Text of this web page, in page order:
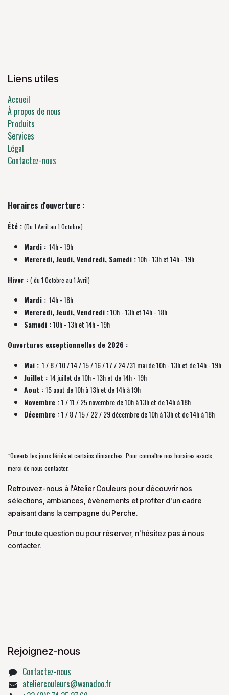
Liens utiles
Accueil
À propos de nous
Produits
Services
Légal
Contactez-nous
Horaires d'ouverture :
Été : (Du 1 Avril au 1 Octobre)
Mardi : 14h - 19h
Mercredi, Jeudi, Vendredi, Samedi :10h - 13h et 14h - 19h
Hiver : ( du 1 Octobre au 1 Avril)
Mardi : 14h - 18h
Mercredi, Jeudi, Vendredi :10h - 13h et 14h - 18h
Samedi :10h - 13h et 14h - 19h
Ouvertures exceptionnelles de 2026 :
Mai : 1 / 8 / 10 / 14 / 15 / 16 / 17 / 24 /31 mai de 10h - 13h et de 14h - 19h
Juillet :14 juillet de 10h - 13h et de 14h - 19h
Aout :15 aout de 10h à 13h et de 14h à 19h
Novembre :1 / 11 / 25 novembre de10h à 13h et de 14h à 18h
Décembre :1 / 8 / 15 / 22 / 29 décembrede10h à 13h et de 14h à 18h
*Ouverts les jours fériés et certains dimanches. Pour connaître nos horaires exacts,
merci de nous contacter.
Retrouvez-nous à l'Atelier Couleurs pour découvrir nos
sélections, ambiances, évènements et profiter d'un cadre
apaisant dans la campagne du Perche.
Pour toute question ou pour réserver, n'hésitez pas à nous
contacter.
Rejoignez-nous
Contactez-nous
ateliercouleurs@wanadoo.fr